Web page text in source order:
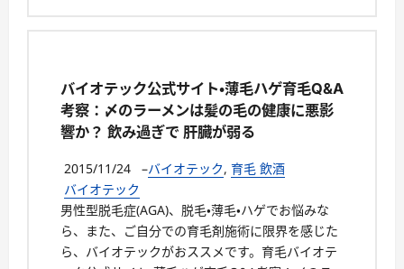
バイオテック公式サイト・薄毛ハゲ育毛Q&A
考察：〆のラーメンは髪の毛の健康に悪影
響か？ 飲み過ぎで 肝臓が弱る
2015/11/24 –バイオテック, 育毛 飲酒
バイオテック
男性型脱毛症(AGA)、脱毛・薄毛・ハゲでお悩みな
ら、また、ご自分での育毛剤施術に限界を感じた
ら、バイオテックがおススメです。育毛バイオテ